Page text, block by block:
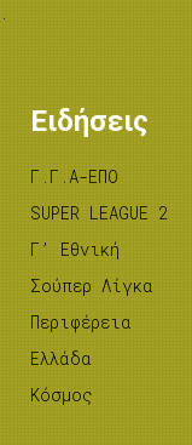
.
Ειδήσεις
Γ.Γ.Α-ΕΠΟ
SUPER LEAGUE 2
Γ’ Εθνική
Σούπερ Λίγκα
Περιφέρεια
Ελλάδα
Κόσμος